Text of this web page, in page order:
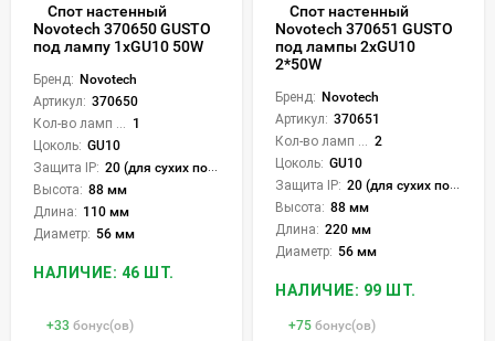
Спот настенный
Novotech 370650 GUSTO
под лампу 1xGU10 50W
Бренд: Novotech
Артикул: 370650
Кол-во ламп или LED: 1
Цоколь: GU10
Защита IP: 20 (для сухих пом.)
Высота: 88 мм
Длина: 110 мм
Диаметр: 56 мм
НАЛИЧИЕ: 46 ШТ.
+33 бонус(ов)
Спот настенный
Novotech 370651 GUSTO
под лампы 2xGU10
2*50W
Бренд: Novotech
Артикул: 370651
Кол-во ламп или LED: 2
Цоколь: GU10
Защита IP: 20 (для сухих пом.)
Высота: 88 мм
Длина: 220 мм
Диаметр: 56 мм
НАЛИЧИЕ: 99 ШТ.
+75 бонус(ов)